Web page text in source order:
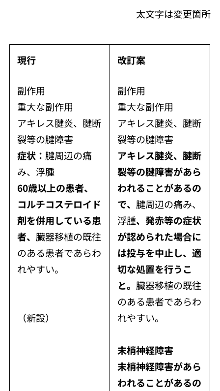
太文字は変更箇所
現行 改訂案
副作用
重大な副作用
アキレス腱炎、腱断
裂等の腱障害
症状： 腱周辺の痛
み、浮腫
60歳以上の患者、
コルチコステロイド
剤を併用している患
者、 臓器移植の既往
のある患者であらわ
れやすい。
（新設）
副作用
重大な副作用
アキレス腱炎、腱断
裂等の腱障害
アキレス腱炎、腱断
裂等の腱障害があら
われることがあるの
で、 腱周辺の痛み、
浮腫、発赤等の症状
が認められた場合に
は投与を中止し、適
切な処置を行うこ
と。 臓器移植の既往
のある患者であらわ
れやすい。
末梢神経障害
末梢神経障害があら
われることがあるの